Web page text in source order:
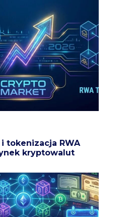
tokenizacja RWA
kryptowalut